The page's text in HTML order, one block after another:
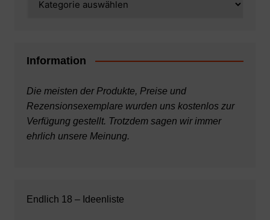
Information
Die meisten der Produkte, Preise und
Rezensionsexemplare wurden uns kostenlos zur
Verfügung gestellt. Trotzdem sagen wir immer
ehrlich unsere Meinung.
Endlich 18 – Ideenliste